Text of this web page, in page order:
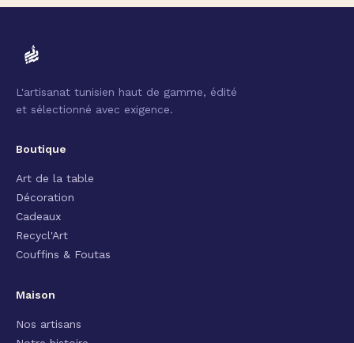
L'artisanat tunisien haut de gamme, édité
et sélectionné avec exigence.
Boutique
Art de la table
Décoration
Cadeaux
Recycl'Art
Couffins & Foutas
Maison
Nos artisans